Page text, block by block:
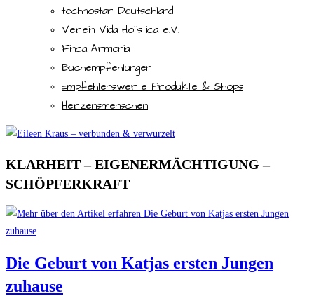
technostar Deutschland
Verein Vida Holistica e.V.
Finca Armonia
Buchempfehlungen
Empfehlenswerte Produkte & Shops
Herzensmenschen
KLARHEIT – EIGENERMÄCHTIGUNG –
SCHÖPFERKRAFT
Die Geburt von Katjas ersten Jungen
zuhause